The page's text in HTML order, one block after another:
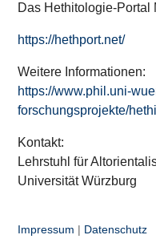
Das Hethitologie-Portal
https://hethport.net/
Weitere Informationen:
https://www.phil.uni-
forschungsprojekte/
Kontakt:
Lehrstuhl für
Universität Würzburg
Impressum | Datenschutz